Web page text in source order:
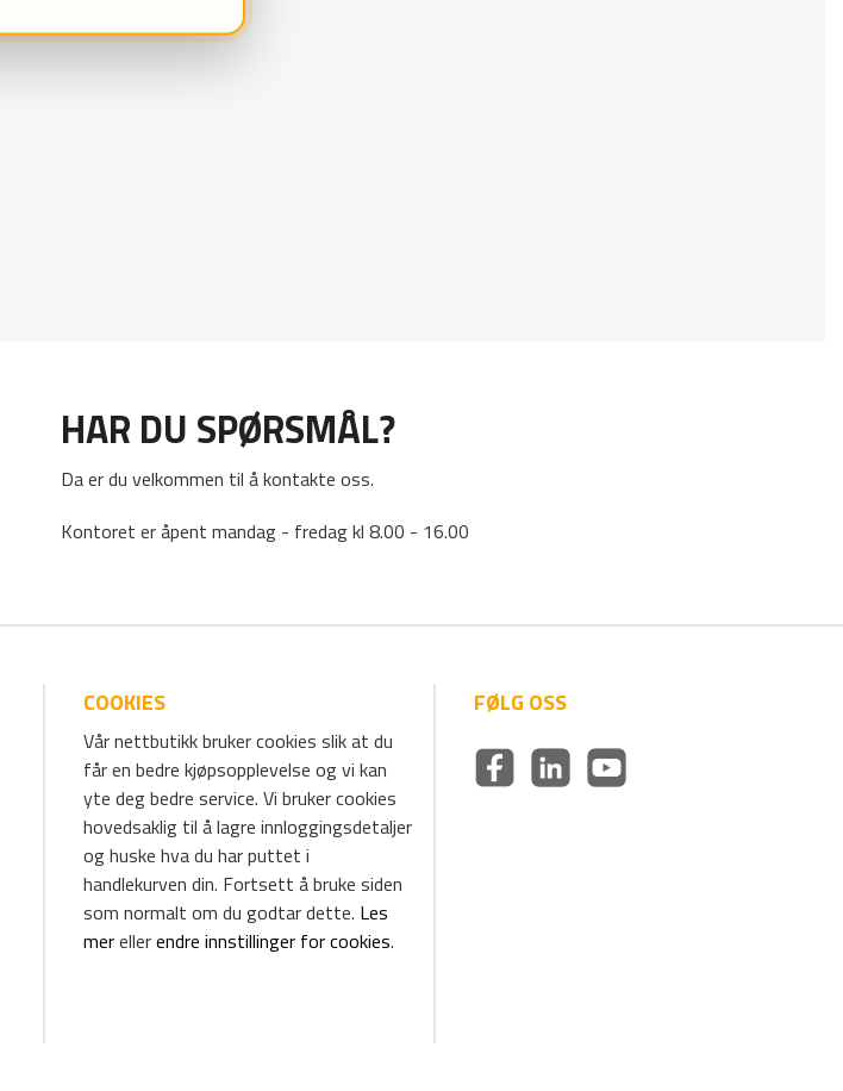
HAR DU SPØRSMÅL?
Da er du velkommen til å kontakte oss.
Kontoret er åpent mandag - fredag kl 8.00 - 16.00
COOKIES
Vår nettbutikk bruker cookies slik at du
får en bedre kjøpsopplevelse og vi kan
yte deg bedre service. Vi bruker cookies
hovedsaklig til å lagre innloggingsdetaljer
og huske hva du har puttet i
handlekurven din. Fortsett å bruke siden
som normalt om du godtar dette. Les
merellerendre innstillinger for cookies.
FØLG OSS